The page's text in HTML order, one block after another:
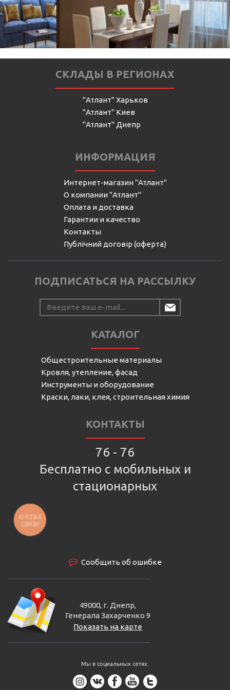
СКЛАДЫ В РЕГИОНАХ
"Атлант" Харьков
"Атлант" Киев
"Атлант" Днепр
ИНФОРМАЦИЯ
Интернет-магазин "Атлант"
О компании "Атлант"
Оплата и доставка
Гарантии и качество
Контакты
Публічний договір (оферта)
ПОДПИСАТЬСЯ НА РАССЫЛКУ
КАТАЛОГ
Общестроительные материалы
Кровля, утепление, фасад
Инструменты и оборудование
Краски, лаки, клея, строительная химия
КОНТАКТЫ
76 - 76
Бесплатно с мобильных и
стационарных
Сообщить об ошибке
49000, г. Днепр,
Генерала Захарченко 9
Показать на карте
Мы в социальных сетях:
КНОПКА
СВЯЗИ